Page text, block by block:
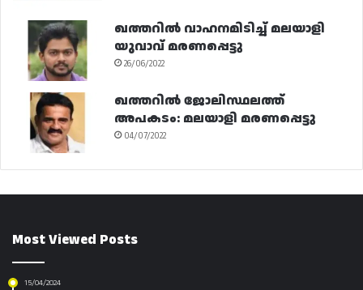
ഖത്തറിൽ വാഹനമിടിച്ച് മലയാളി
യുവാവ് മരണപ്പെട്ടു
26/06/2022
ഖത്തറിൽ ജോലിസ്ഥലത്ത്
അപകടം: മലയാളി മരണപ്പെട്ടു
04/07/2022
Most Viewed Posts
15/04/2024